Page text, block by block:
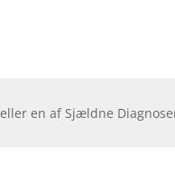
en af Sjældne